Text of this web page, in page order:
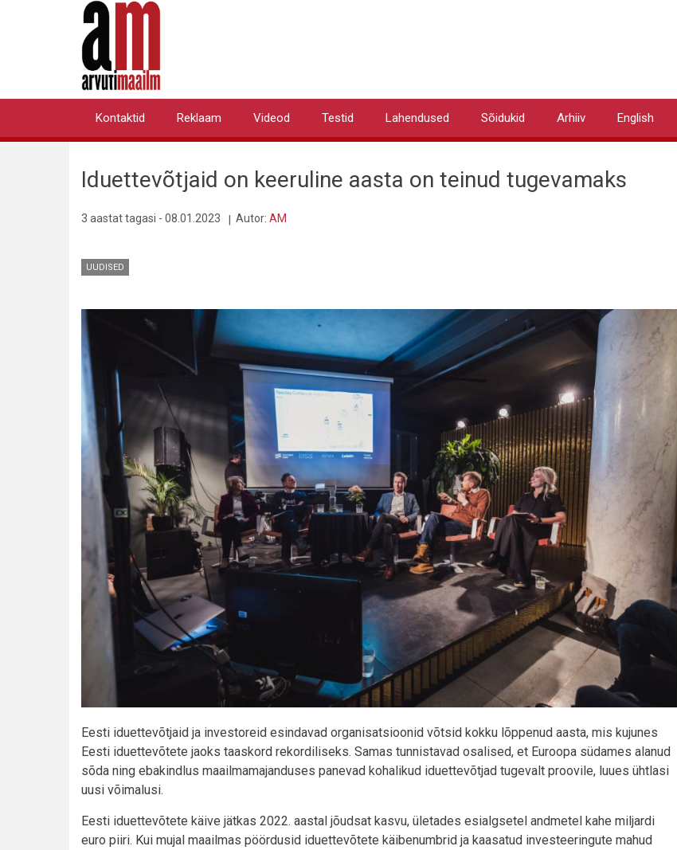
Primary
Kontaktid Reklaam Videod Testid Lahendused Sõidukid Arhiiv English
Iduettevõtjaid on keeruline aasta on teinud tugevamaks
3 aastat tagasi - 08.01.2023 Autor: AM
UUDISED
Eesti iduettevõtjaid ja investoreid esindavad organisatsioonid võtsid kokku lõppenud aasta, mis kujunes
Eesti iduettevõtete jaoks taaskord rekordiliseks. Samas tunnistavad osalised, et Euroopa südames alanud
sõda ning ebakindlus maailmamajanduses panevad kohalikud iduettevõtjad tugevalt proovile, luues ühtlasi
uusi võimalusi.
Eesti iduettevõtete käive jätkas 2022. aastal jõudsat kasvu, ületades esialgsetel andmetel kahe miljardi
euro piiri. Kui mujal maailmas pöördusid iduettevõtete käibenumbrid ja kaasatud investeeringute mahud